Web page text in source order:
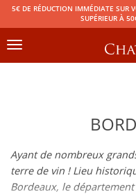
5€ DE RÉDUCTION IMMÉDIATE SUR
SUPÉRIEUR À
Toggle
Ayant de nombreux
terre de vin ! Lieu
Bordeaux, le